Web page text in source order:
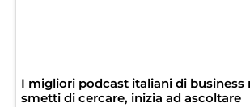
I migliori podcast italiani di business
smetti di cercare, inizia ad ascoltare